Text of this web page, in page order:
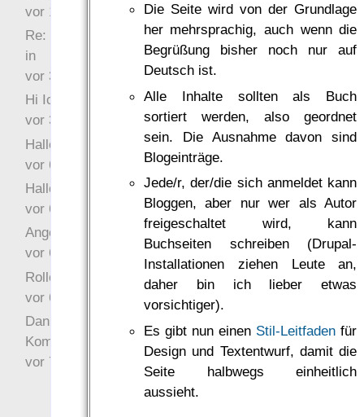
Die Seite wird von der Grundlage
her mehrsprachig, auch wenn die
Begrüßung bisher noch nur auf
Deutsch ist.
Alle Inhalte sollten als Buch
sortiert werden, also geordnet
sein. Die Ausnahme davon sind
Blogeinträge.
Jede/r, der/die sich anmeldet kann
Bloggen, aber nur wer als Autor
freigeschaltet wird, kann
Buchseiten schreiben (Drupal-
Installationen ziehen Leute an,
daher bin ich lieber etwas
vorsichtiger).
Es gibt nun einen Stil-Leitfaden für
Design und Textentwurf, damit die
Seite halbwegs einheitlich
aussieht.
vor 1 Jahr 48 Wochen
Re: Hi Ich bin völlig neu
in
vor 3 Jahre 33 Wochen
Hi Ich bin völlig neu in
vor 3 Jahre 46 Wochen
Hallo Ochrasylion
vor 6 Jahre 10 Wochen
Hallo Drak
vor 6 Jahre 10 Wochen
Angefragt
vor 6 Jahre 10 Wochen
Rollenspielrunde
vor 6 Jahre 10 Wochen
Danke für Deinen
Kommentar!
vor 7 Jahre 22 Wochen